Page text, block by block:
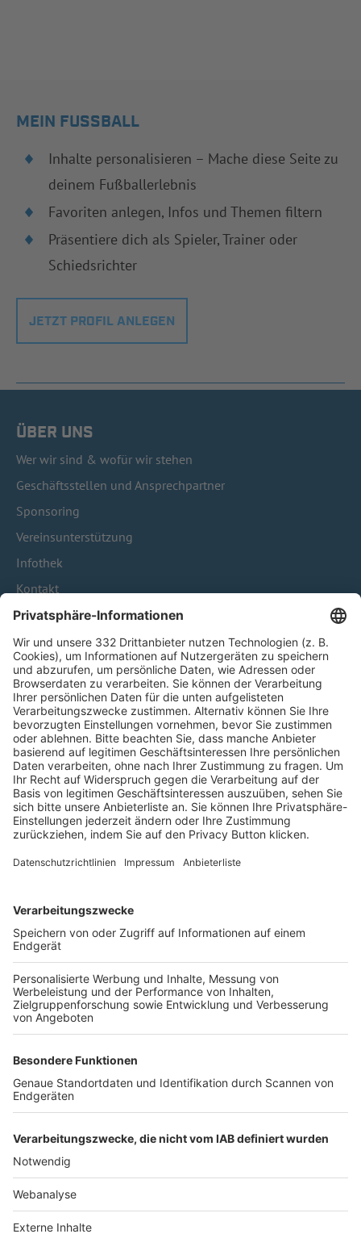
MEIN FUSSBALL
Inhalte personalisieren – Mache diese Seite zu
deinem Fußballerlebnis
Favoriten anlegen, Infos und Themen filtern
Präsentiere dich als Spieler, Trainer oder
Schiedsrichter
JETZT PROFIL ANLEGEN
ÜBER UNS
Wer wir sind & wofür wir stehen
Geschäftsstellen und Ansprechpartner
Sponsoring
Vereinsunterstützung
Infothek
Kontakt
HÄUFIG BESUCHTE SEITEN
Pässe und Vereinswechsel
Trainerausbildung
Schulungsangebot Vereinsmitarbeiter
BFV-Geschäftsstellen
Trainerbörse
Login SpielPlus
FOLGE DEM BFV
TOP-VEREINE
TOP-PARTNER
Nutzungsbedingungen Datenschutz Impressum